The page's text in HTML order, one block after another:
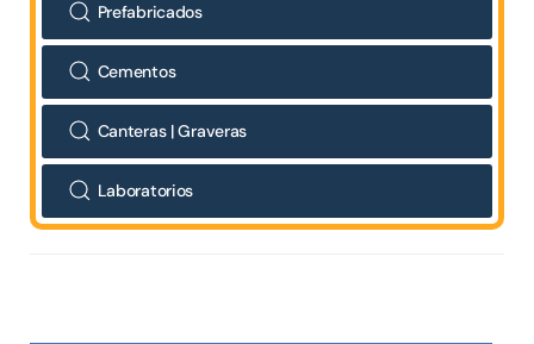
Prefabricados
Cementos
Canteras | Graveras
Laboratorios